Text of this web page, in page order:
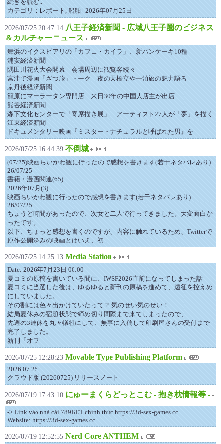
続きを読む..
カテゴリ：レポート, 船舶 | 2026年07月25日
2026/07/25 20:47:14 八王子経済新聞 - 広域八王子圏のビジネス
＆カルチャーニュース
舞浜のイクスピアリの「カフェ・カイラ」、新パンケーキ10種
浦安経済新聞
隅田川花火大会開幕 会場周辺に観覧客続々
宮津で漫画「ざつ旅」トーク 夜の天橋立や一泊旅の魅力語る
京丹後経済新聞
籠原にマーラータン専門店 来日30年の中国人店主が出店
熊谷経済新聞
森下文化センターで「寄席描き展」 アーティスト27人が「夢」を描く
江東経済新聞
ドキュメンタリー映画『ミスター・ナチュラルと呼ばれた男』を
2026/07/25 16:44:39 不倒城
(07/25)映画ちいかわ観に行ったので感想を書きます(若干ネタバレあり)
26/07/25
書籍・漫画関連(65)
2026年07月(3)
映画ちいかわ観に行ったので感想を書きます(若干ネタバレあり)
26/07/25
ちょうど時間があったので、次女と二人で行ってきました。大変面白か
ったです。
以下、ちょっと感想を書くのですが、内容に触れているため、Twitterで
原作公開済みの映画とはいえ、初
2026/07/25 14:25:13 Media Station
Date: 2026年7月23日 00:00
夏コミの原稿を書いている間に、IWSF2026直前になってしまった話
夏コミに当選した後は、ゆるゆると新刊の原稿を進めて、遠征を控えめ
にしていました。
その割には色々出かけていたって？ 気のせい気のせい！
結局夏休みの宿題状態で締め切り間際まで来てしまったので、
先週の3連休を丸々犠牲にして、無事に入稿して印刷屋さんの受付まで
完了しました。
新刊「オフ
2026/07/25 12:28:23 Movable Type Publishing Platform
2026.07.25
クラウド版 (20260725) リリースノート
2026/07/19 17:43:10 にゅーまくらどっとこむ - 抱き枕情報等 -
-> Link vào nhà cái 789BET chính thức https://3d-sex-games.cc
Website: https://3d-sex-games.cc
2026/07/19 12:52:55 Nerd Core ANTHEM